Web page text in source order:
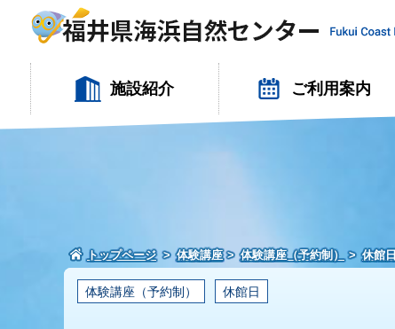
施設紹介 ご利用案内
トップページ 体験講座 体験講座（予約制） 休館日
体験講座（予約制） 休館日